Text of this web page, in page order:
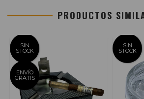
PRODUCTOS
SIN
STOCK
ENVÍO
GRATIS
SIN
STOCK